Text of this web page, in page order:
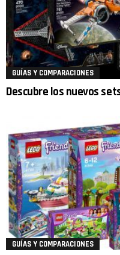
GUÍAS Y COMPARACIONES
Descubre los nuevos
GUÍAS Y COMPARACIONES